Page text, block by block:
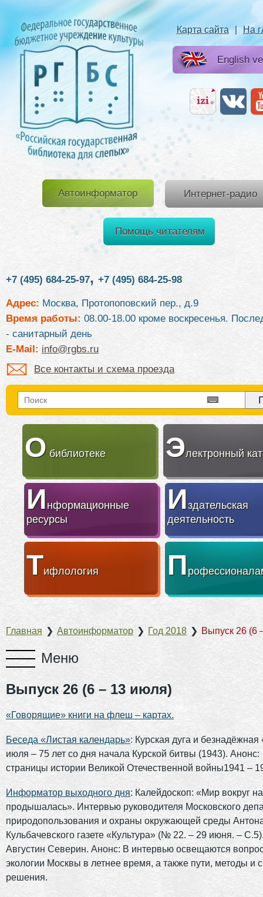
Карта сайта | На
English
Автоинформатор Интернет-радио
Помощь читателям
+7 (495) 684-25-97, +7 (495) 684-25-98
Адрес: Москва, Протопоповский пер., д.9
Время работы: 08.00-18.00 кроме воскресенья.
- санитарный день
E-Mail: info@rgbs.ru
Все контакты и схема проезда
О библиотеке Электронный
Информационные
ресурсы
Издательская
деятельность
Тифлология П
Главная ❯ Автоинформатор ❯ Год 2018 ❯ Выпуск 26 (6
Выпуск 26 (6 – 13 июля)
«Говорящие» книги на флеш – картах.
Беседа «Листая календарь»: Курская дуга и
июля – 75 лет со дня начала Курской битвы (1943).
страницы истории Великой Отечественной войны1941 –
Информатор выходного дня: Калейдоскоп: «Мир вокруг
продышалась». Интервью руководителя Московского
природопользования и охраны окружающей среды
Кульбачевского газете «Культура» (№ 22. – 29 июня. –
Августин Северин. Анонс: В интервью освещаются
экологии Москвы в летнее время, а также пути, методы и
решения.